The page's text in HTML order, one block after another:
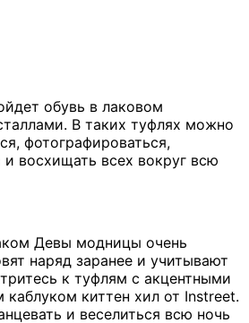
обувь в лаковом
В таких туфлях можно
фотографироваться,
и восхищать всех вокруг всю
Девы модницы очень
наряд заранее и учитывают
к туфлям с акцентными
киттен хил от Instreet.
и веселиться всю ночь